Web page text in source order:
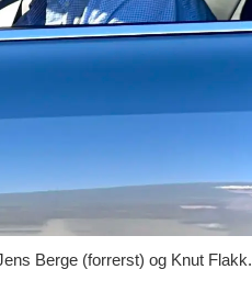
Berge (forrerst) og Knut Flakk.